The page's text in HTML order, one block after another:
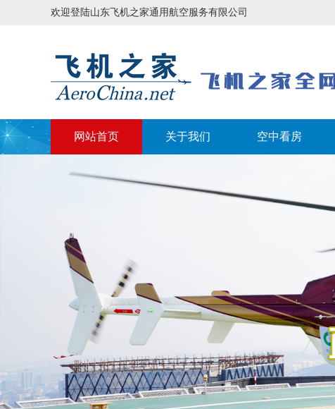
欢迎登陆山东飞机之家通用航空服务有限公司
网站首页 关于我们 空中看房